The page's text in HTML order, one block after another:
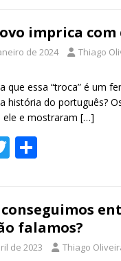
er e
imprica
de 2024
Thiago
que essa “troca” é um
história do português?
ele e mostraram […]
T
er e
conseguimos
falamos?
de 2023 Thiago